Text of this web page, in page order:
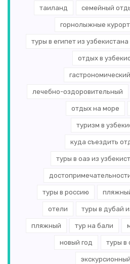
Филиппины(2)
Португалия(2)
Иордания(2)
Танзания(2)
(1)
таиланд семейный
горнолыжные
туры в египет из узбекистана
отдых в
лечебно-оздоровительный
отдых на море
туризм в
куда съездить
туры в оаэ из
туры в россию
отели туры в дубай
пляжный тур на бали
новый год туры в